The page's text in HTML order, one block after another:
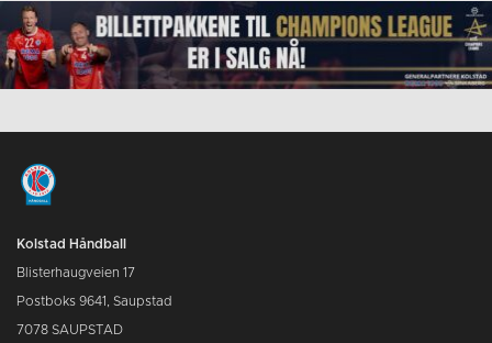
Kolstad Håndball
Blisterhaugveien 17
Postboks 9641, Saupstad
7078 SAUPSTAD